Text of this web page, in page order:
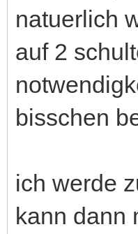
natuerlich
auf 2
bisschen
ich werde
kann dann